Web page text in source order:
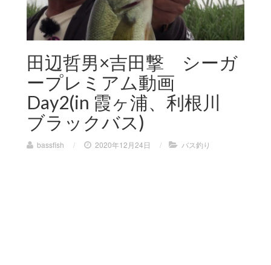
田辺哲男×吉田撃 シーガ
ープレミアム動画
Day2(in 霞ヶ浦、利根川
ブラックバス)
bassfish / 2020年12月24日 / バス釣り